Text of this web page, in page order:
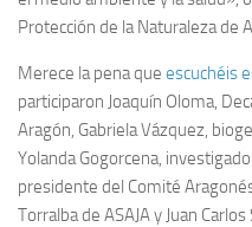
Protección de la Naturaleza de
Merece la pena que escuchéis
participaron Joaquín Oloma,
Aragón, Gabriela Vázquez,
Yolanda Gogorcena,
presidente del Comité
Torralba de ASAJA y Juan